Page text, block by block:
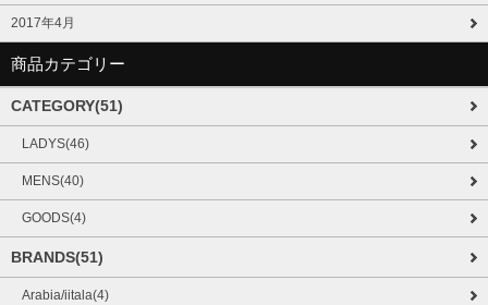
2017年4月
商品カテゴリー
CATEGORY(51)
LADYS(46)
MENS(40)
GOODS(4)
BRANDS(51)
Arabia/iitala(4)